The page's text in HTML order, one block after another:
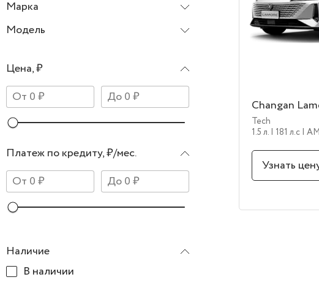
Марка
Модель
Цена, ₽
Платеж по кредиту, ₽/мес.
Наличие
В наличии
Changan
Tech
1.5 л. | 181 л.c |
Узнать